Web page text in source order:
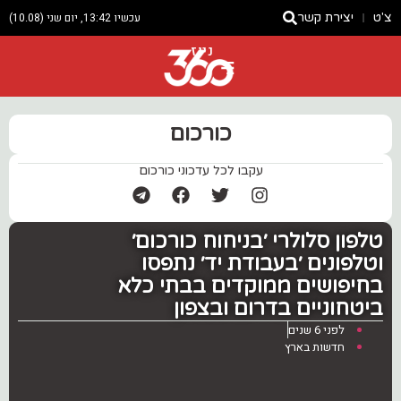
צ'ט יצירת קשר עכשיו 13:42, יום שני (10.08)
ניוז
כורכום
עקבו לכל עדכוני כורכום
טלפון סלולרי ׳בניחוח כורכום׳
וטלפונים ׳בעבודת יד׳ נתפסו
בחיפושים ממוקדים בבתי כלא
ביטחוניים בדרום ובצפון
לפני 6 שנים
חדשות בארץ